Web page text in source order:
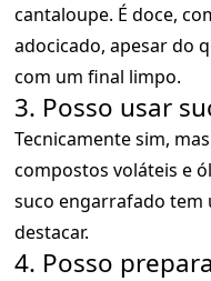
cantaloupe. É doce,
adocicado, apesar do
com um final limpo.
3. Posso usar
Tecnicamente sim,
compostos voláteis e
suco engarrafado tem
destacar.
4. Posso